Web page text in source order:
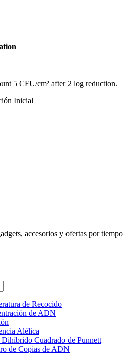
5 CFU/cm² after 2 log reduction.
Inicial
accesorios y ofertas por tiempo
de Recocido
de ADN
Alélica
Cuadrado de Punnett
de Copias de ADN